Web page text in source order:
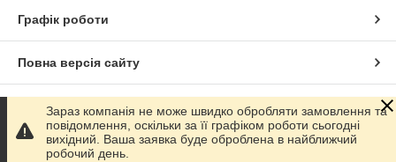
Графік роботи
Повна версія сайту
Сайт створено на маркетплейсі Prom.ua
Політика конфіденційності
Зараз компанія не може швидко обробляти замовлення та
повідомлення, оскільки за її графіком роботи сьогодні
вихідний. Ваша заявка буде оброблена в найближчий
робочий день.